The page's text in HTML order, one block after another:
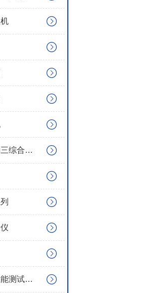
高低温湿热振动三综合试验箱
塑料材料阻燃性能测试系列